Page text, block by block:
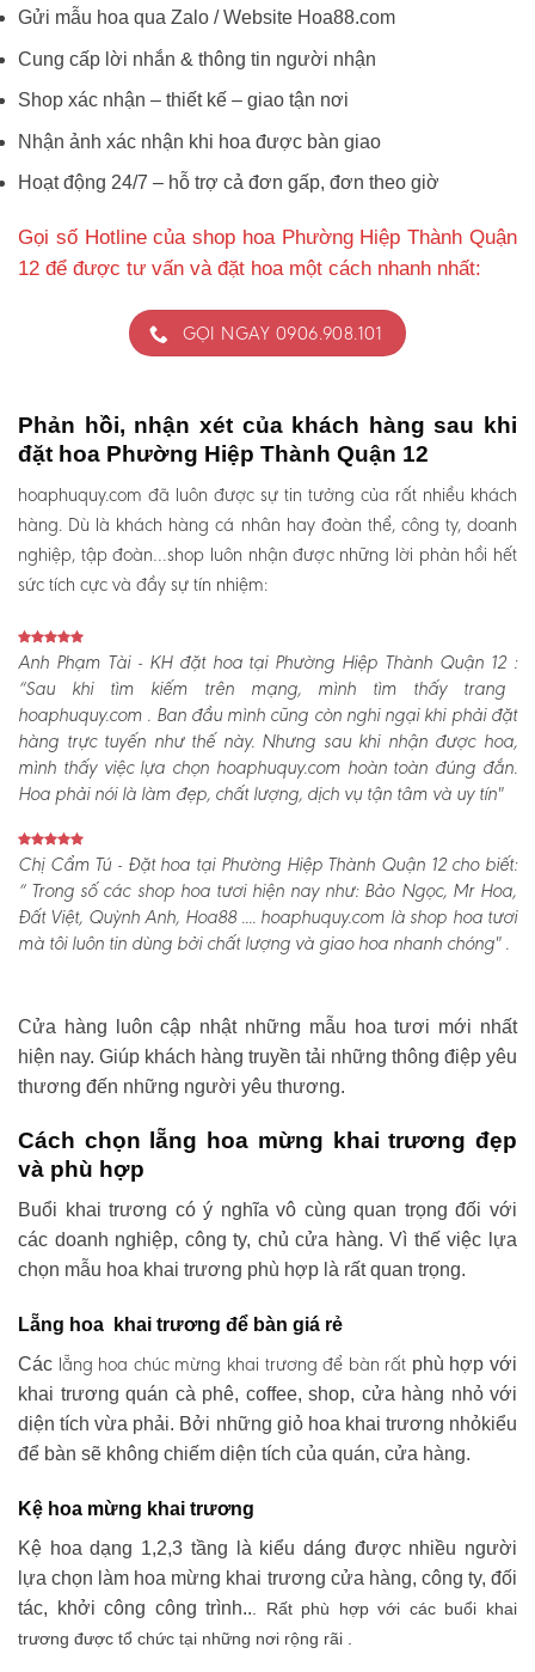
Gửi mẫu hoa qua Zalo / Website Hoa88.com
Cung cấp lời nhắn & thông tin người nhận
Shop xác nhận – thiết kế – giao tận nơi
Nhận ảnh xác nhận khi hoa được bàn giao
Hoạt động 24/7 – hỗ trợ cả đơn gấp, đơn theo giờ
Gọi số Hotline của shop hoa Phường Hiệp Thành Quận
12 để được tư vấn và đặt hoa một cách nhanh nhất:
GỌI NGAY 0906.908.101
Phản hồi, nhận xét của khách hàng sau khi
đặt hoa Phường Hiệp Thành Quận 12
hoaphuquy.com đã luôn được sự tin tưởng của rất nhiều khách
hàng. Dù là khách hàng cá nhân hay đoàn thể, công ty, doanh
nghiệp, tập đoàn…shop luôn nhận được những lời phản hồi hết
sức tích cực và đầy sự tín nhiệm:
Anh Phạm Tài - KH đặt hoa tại Phường Hiệp Thành Quận 12 :
“Sau khi tìm kiếm trên mạng, mình tìm thấy trang
hoaphuquy.com . Ban đầu mình cũng còn nghi ngại khi phải đặt
hàng trực tuyến như thế này. Nhưng sau khi nhận được hoa,
mình thấy việc lựa chọn hoaphuquy.com hoàn toàn đúng đắn.
Hoa phải nói là làm đẹp, chất lượng, dịch vụ tận tâm và uy tín"
Chị Cẩm Tú - Đặt hoa tại Phường Hiệp Thành Quận 12 cho biết:
“ Trong số các shop hoa tươi hiện nay như: Bảo Ngọc, Mr Hoa,
Đất Việt, Quỳnh Anh, Hoa88 .... hoaphuquy.com là shop hoa tươi
mà tôi luôn tin dùng bởi chất lượng và giao hoa nhanh chóng" .
Cửa hàng luôn cập nhật những mẫu hoa tươi mới nhất
hiện nay. Giúp khách hàng truyền tải những thông điệp yêu
thương đến những người yêu thương.
Cách chọn lẵng hoa mừng khai trương đẹp
và phù hợp
Buổi khai trương có ý nghĩa vô cùng quan trọng đối với
các doanh nghiệp, công ty, chủ cửa hàng. Vì thế việc lựa
chọn mẫu hoa khai trương phù hợp là rất quan trọng.
Lẵng hoa khai trương để bàn giá rẻ
Các lẵng hoa chúc mừng khai trương để bàn rất phù hợp với
khai trương quán cà phê, coffee, shop, cửa hàng nhỏ với
diện tích vừa phải. Bởi những giỏ hoa khai trương nhỏkiểu
để bàn sẽ không chiếm diện tích của quán, cửa hàng.
Kệ hoa mừng khai trương
Kệ hoa dạng 1,2,3 tầng là kiểu dáng được nhiều người
lựa chọn làm hoa mừng khai trương cửa hàng, công ty, đối
tác, khởi công công trình.. . Rất phù hợp với các buổi khai
trương được tổ chức tại những nơi rộng rãi .